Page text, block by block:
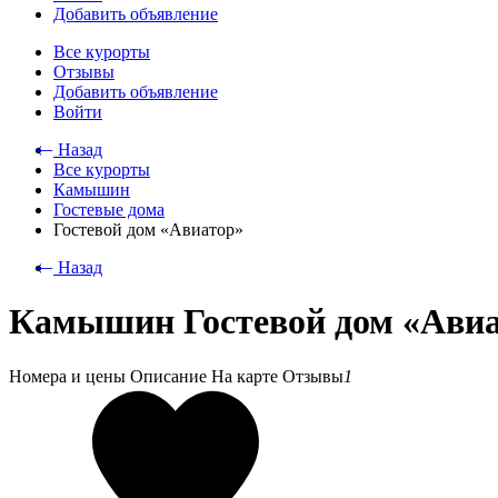
Добавить объявление
Все курорты
Отзывы
Добавить объявление
Войти
⃪ Назад
Все курорты
Камышин
Гостевые дома
Гостевой дом «Авиатор»
⃪ Назад
Камышин Гостевой дом
Номера и цены Описание На карте Отзывы1